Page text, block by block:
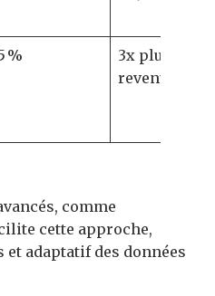
%
3x plus de
revenus
comme
cette approche,
adaptatif des données